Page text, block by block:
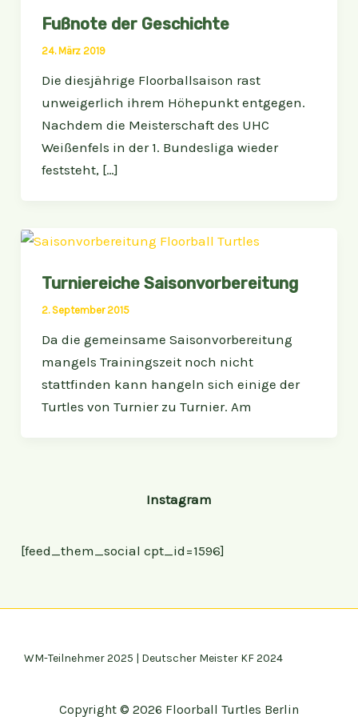
Fußnote der Geschichte
24. März 2019
Die diesjährige Floorballsaison rast
unweigerlich ihrem Höhepunkt entgegen.
Nachdem die Meisterschaft des UHC
Weißenfels in der 1. Bundesliga wieder
feststeht, […]
Turniereiche Saisonvorbereitung
2. September 2015
Da die gemeinsame Saisonvorbereitung
mangels Trainingszeit noch nicht
stattfinden kann hangeln sich einige der
Turtles von Turnier zu Turnier. Am
Instagram
[feed_them_social cpt_id=1596]
WM-Teilnehmer 2025 | Deutscher Meister KF 2024
Copyright © 2026 Floorball Turtles Berlin